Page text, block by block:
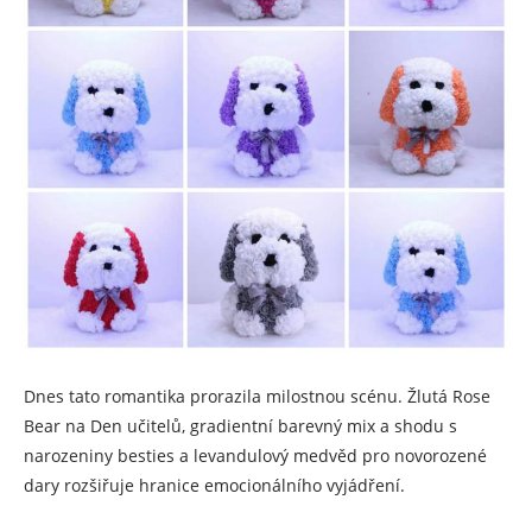
Dnes tato romantika prorazila milostnou scénu. Žlutá Rose
Bear na Den učitelů, gradientní barevný mix a shodu s
narozeniny besties a levandulový medvěd pro novorozené
dary rozšiřuje hranice emocionálního vyjádření.